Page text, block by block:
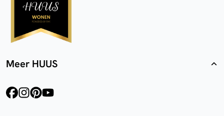
Meer HUUS
facebookinstagram
pinterest
youtube